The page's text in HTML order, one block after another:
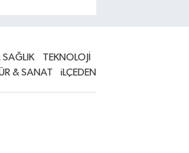
TEKNOLOJİ
& SANAT
iLÇEDEN